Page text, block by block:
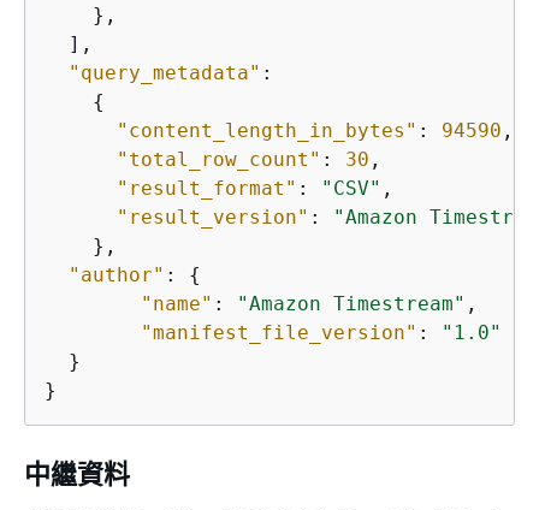
    },
  ],
"query_metadata" :
{
"content_length_in_bytes" : 94590 ,
"total_row_count" : 30 ,
"result_format" : "CSV" ,
"result_version" :
"Amazon
    },
"author" : {
"name" : "Amazon Timestream" ,
"manifest_file_version" :
"1.0"
  }
}
中繼資料